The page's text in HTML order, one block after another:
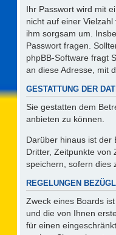
Ihr Passwort wird mit
nicht auf einer
ihm sorgsam um.
Passwort fragen.
phpBB-Software fragt
an diese Adresse, mit
GESTATTUNG DER
Sie gestatten dem
anbieten zu können.
Darüber hinaus ist der
Dritter, Zeitpunkte von
speichern, sofern dies
REGELUNGEN
Zweck eines Boards
und die von Ihnen
für einen